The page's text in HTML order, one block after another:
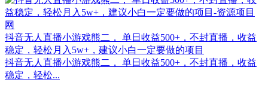
抖音无人直播小游戏熊二， 单日收益500+，不封直播，收益
稳定，轻松月入5w+，建议小白一定要做的项目
抖音无人直播小游戏熊二， 单日收益500+，不封直播，收益
稳定，轻松...